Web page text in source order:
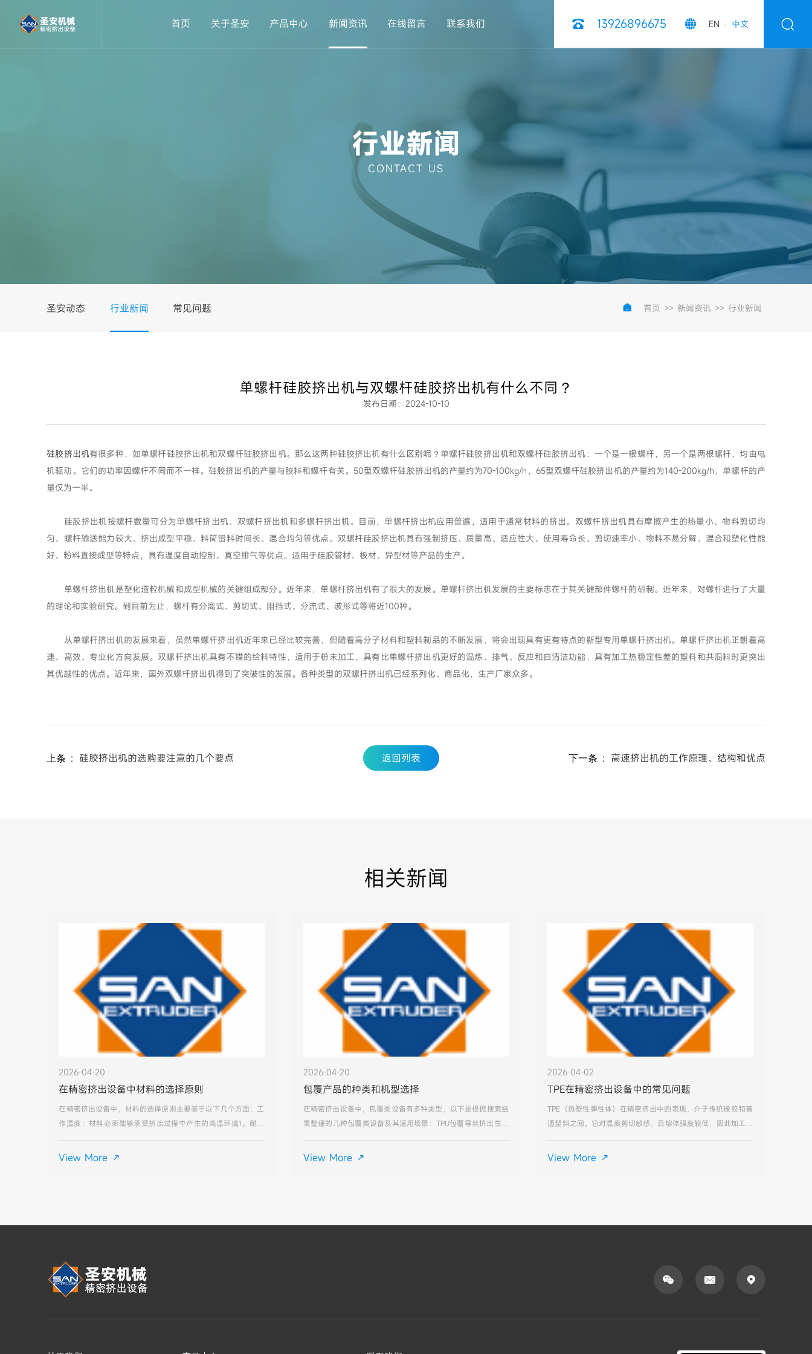
首页 关于圣安 产品中心 新闻资讯 在线留言 联系我们  13926896675  EN / 中文 
行业新闻
CONTACT US
圣安动态 行业新闻 常见问题  首页 >> 新闻资讯 >> 行业新闻
单螺杆硅胶挤出机与双螺杆硅胶挤出机有什么不同？
发布日期：2024-10-10
硅胶挤出机有很多种，如单螺杆硅胶挤出机和双螺杆硅胶挤出机。那么这两种硅胶挤出机有什么区别呢？单螺杆硅胶挤出机和双螺杆硅胶挤出机：一个是一根螺杆，另一个是两根螺杆，均由电
机驱动。它们的功率因螺杆不同而不一样。硅胶挤出机的产量与胶料和螺杆有关。50型双螺杆硅胶挤出机的产量约为70-100kg/h，65型双螺杆硅胶挤出机的产量约为140-200kg/h，单螺杆的产
量仅为一半。
硅胶挤出机按螺杆数量可分为单螺杆挤出机、双螺杆挤出机和多螺杆挤出机。目前，单螺杆挤出机应用普遍，适用于通常材料的挤出。双螺杆挤出机具有摩擦产生的热量小、物料剪切均
匀、螺杆输送能力较大、挤出成型平稳、料筒留料时间长、混合均匀等优点。双螺杆硅胶挤出机具有强制挤压、质量高、适应性大、使用寿命长、剪切速率小、物料不易分解、混合和塑化性能
好、粉料直接成型等特点，具有温度自动控制、真空排气等优点。适用于硅胶管材、板材、异型材等产品的生产。
单螺杆挤出机是塑化造粒机械和成型机械的关键组成部分。近年来，单螺杆挤出机有了很大的发展。单螺杆挤出机发展的主要标志在于其关键部件螺杆的研制。近年来，对螺杆进行了大量
的理论和实验研究。到目前为止，螺杆有分离式、剪切式、阻挡式、分流式、波形式等将近100种。
从单螺杆挤出机的发展来看，虽然单螺杆挤出机近年来已经比较完善，但随着高分子材料和塑料制品的不断发展，将会出现具有更有特点的新型专用单螺杆挤出机。单螺杆挤出机正朝着高
速、高效、专业化方向发展。双螺杆挤出机具有不错的给料特性，适用于粉末加工，具有比单螺杆挤出机更好的混炼、排气、反应和自清洁功能，具有加工热稳定性差的塑料和共混料时更突出
其优越性的优点。近年来，国外双螺杆挤出机得到了突破性的发展。各种类型的双螺杆挤出机已经系列化、商品化，生产厂家众多。
上条 ： 硅胶挤出机的选购要注意的几个要点 返回列表 下一条 ： 高速挤出机的工作原理、结构和优点
相关新闻
2026-04-20
在精密挤出设备中材料的选择原则
在精密挤出设备中，材料的选择原则主要基于以下几个方面：工
作温度：材料必须能够承受挤出过程中产生的高温环境1。耐磨
擦。抗腐蚀性：部分塑料添加剂可能对模具材料造成腐蚀，材料
View More 
2026-04-20
包覆产品的种类和机型选择
在精密挤出设备中，包覆类设备有多种类型，以下是根据搜索结
果整理的几种包覆类设备及其适用场景：TPU包覆导丝挤出生产
材质、部分为镍合金、钛合金等，外面包覆一层高分子材料的导
View More 
2026-04-02
TPE在精密挤出设备中的常见问题
TPE（热塑性弹性体）在精密挤出中的表现，介于传统橡胶和普
通塑料之间。它对温度剪切敏感，且熔体强度较低，因此加工中
密挤出场景的典型问题及排查方向：1. 表面粗糙/麻面（塑化不
View More 
  